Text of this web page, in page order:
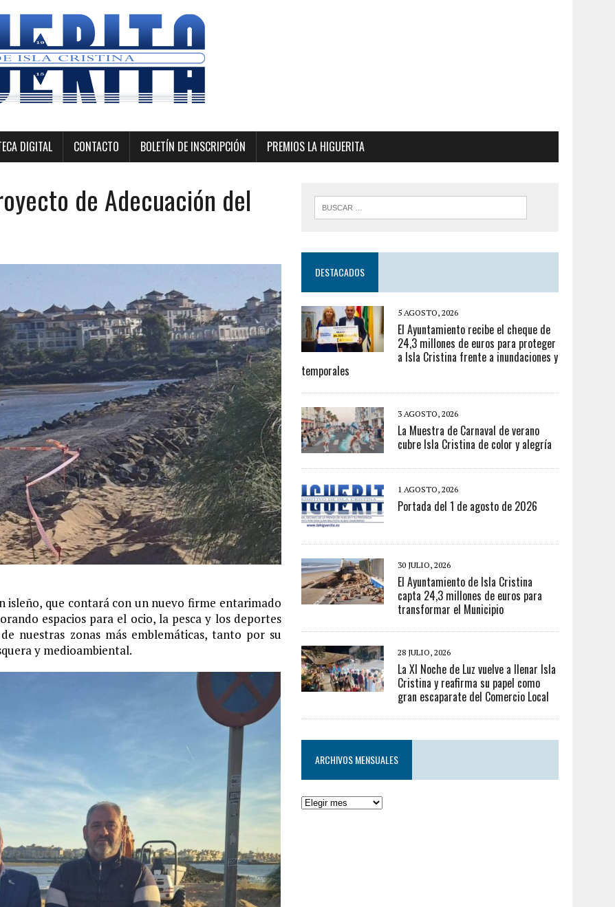
DIGITAL CONTACTO BOLETÍN DE INSCRIPCIÓN PREMIOS LA HIGUERITA
de Adecuación del
isleño, que contará con un nuevo firme entarimado
espacios para el ocio, la pesca y los deportes
nuestras zonas más emblemáticas, tanto por su
y medioambiental.
DESTACADOS
5 AGOSTO, 2026
El Ayuntamiento recibe el cheque de
24,3 millones de euros para proteger
a Isla Cristina frente a inundaciones y
temporales
3 AGOSTO, 2026
La Muestra de Carnaval de verano
cubre Isla Cristina de color y alegría
1 AGOSTO, 2026
Portada del 1 de agosto de 2026
30 JULIO, 2026
El Ayuntamiento de Isla Cristina
capta 24,3 millones de euros para
transformar el Municipio
28 JULIO, 2026
La XI Noche de Luz vuelve a llenar Isla
Cristina y reafirma su papel como
gran escaparate del Comercio Local
ARCHIVOS MENSUALES